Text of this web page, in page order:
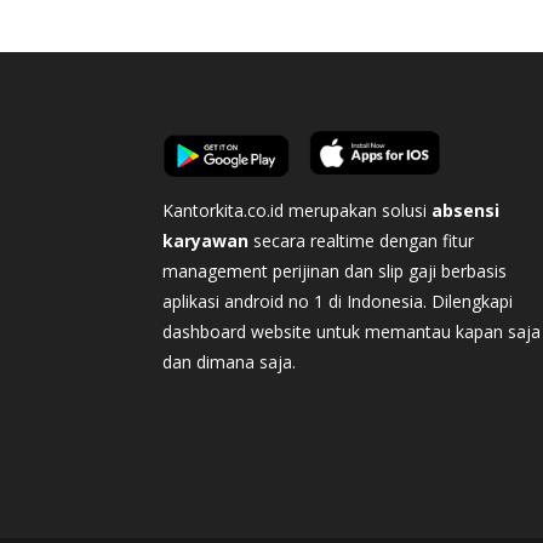
Kantorkita.co.id merupakan solusi absensi
karyawan secara realtime dengan fitur
management perijinan dan slip gaji berbasis
aplikasi android no 1 di Indonesia. Dilengkapi
dashboard website untuk memantau kapan saja
dan dimana saja.